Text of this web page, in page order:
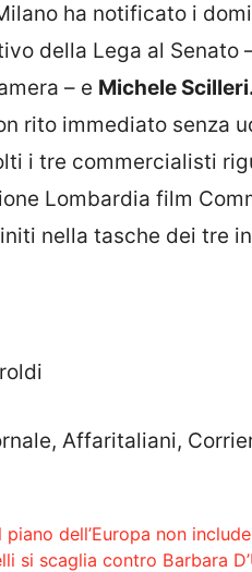
ha notificato i
della Lega al Senato
– e Michele
rito immediato senza
i tre commercialisti
Lombardia film
nella tasche dei tre
Affaritaliani,
dell’Europa non
si scaglia contro Barbara